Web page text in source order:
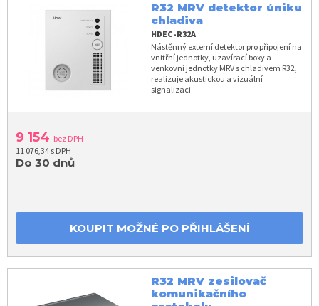
R32 MRV detektor úniku
chladiva
HDEC-R32A
Nástěnný externí detektor pro připojení na
vnitřní jednotky, uzavírací boxy a
venkovní jednotky MRV s chladivem R32,
realizuje akustickou a vizuální
signalizaci
9 154 bez DPH
11 076,34 s DPH
Do 30 dnů
KOUPIT MOŽNÉ PO PŘIHLÁŠENÍ
R32 MRV zesilovač
komunikačního